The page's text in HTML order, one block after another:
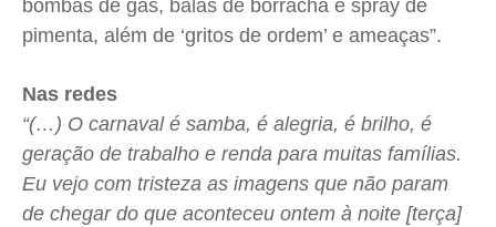
bombas de gás, balas de borracha e spray de
pimenta, além de ‘gritos de ordem’ e ameaças”.
Nas redes
“(…) O carnaval é samba, é alegria, é brilho, é
geração de trabalho e renda para muitas famílias.
Eu vejo com tristeza as imagens que não param
de chegar do que aconteceu ontem à noite [terça]